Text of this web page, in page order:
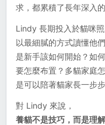
求，都累積了長年深入的
Lindy 長期投入於貓咪
以最細膩的方式讀懂他
是新手該如何開始？如
要怎麼布置？多貓家庭
是可以陪著貓家長一步
對 Lindy 來說，
養貓不是技巧，而是理解